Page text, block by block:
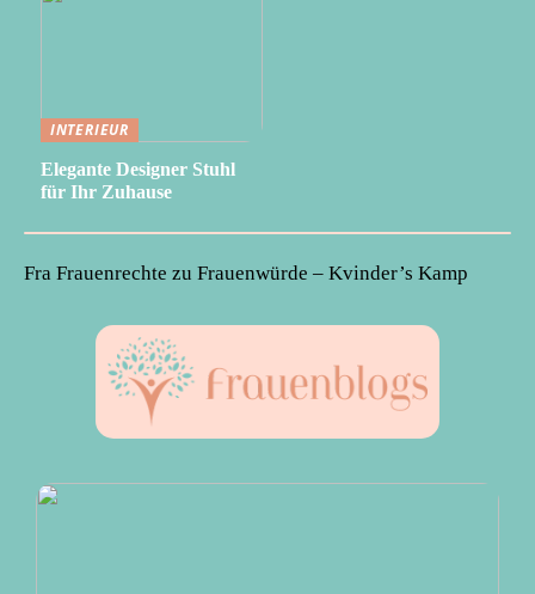
INTERIEUR
Elegante Designer Stuhl
für Ihr Zuhause
Fra Frauenrechte zu Frauenwürde – Kvinder’s Kamp